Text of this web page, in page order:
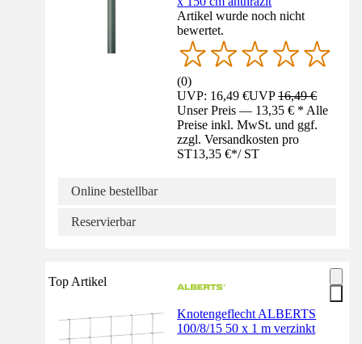
Artikel wurde noch nicht
bewertet.
(0)
UVP: 16,49 €UVP16,49 €
Unser Preis — 13,35 € * Alle
Preise inkl. MwSt. und ggf.
zzgl. Versandkosten pro
ST13,35 €*/ ST
Online bestellbar
Reservierbar
Top Artikel
Knotengeflecht ALBERTS
100/8/15 50 x 1 m verzinkt